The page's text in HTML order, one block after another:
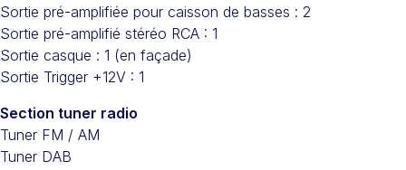
Sortie pré-amplifiée pour caisson de basses : 2
Sortie pré-amplifié stéréo RCA : 1
Sortie casque : 1 (en façade)
Sortie Trigger +12V : 1
Section tuner radio
Tuner FM / AM
Tuner DAB